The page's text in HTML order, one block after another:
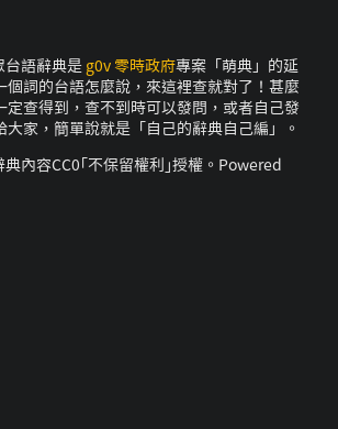
語辭典是 g0v 零時政府專案「萌典」的延
個詞的台語怎麼說，來這裡查就對了！甚麼
定查得到，查不到時可以發問，或者自己發
大家，簡單說就是「自己的辭典自己編」。
典內容CC0｢不保留權利｣授權。Powered